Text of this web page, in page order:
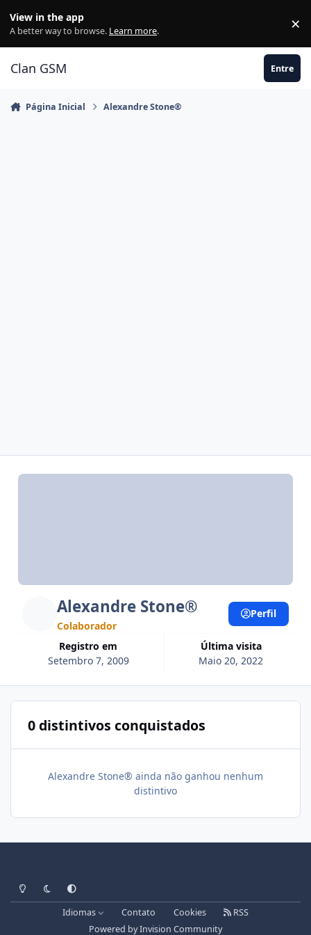
View in the app
A better way to browse. Learn more. ×
Clan GSM Entre
Página Inicial Alexandre Stone®
Alexandre Stone®
Colaborador
Registro em
Setembro 7, 2009
Última visita
Maio 20, 2022
Perfil
0 distintivos conquistados
Alexandre Stone® ainda não ganhou nenhum
distintivo
Light ModeDark ModeSystem Preference
Idiomas Contato Cookies
RSS
Powered byInvision Community